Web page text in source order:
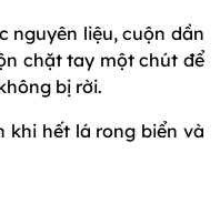
nguyên liệu, cuộn dần
chặt tay một chút để
bị rời.
khi hết lá rong biển và